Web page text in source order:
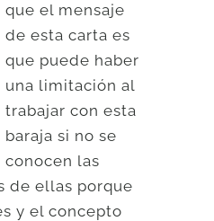
que el mensaje
de esta carta es
que puede haber
una limitación al
trabajar con esta
baraja si no se
conocen las
de ellas porque
y el concepto